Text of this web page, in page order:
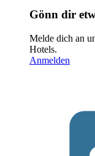
Gönn dir
Melde dich an
Hotels.
Anmelden